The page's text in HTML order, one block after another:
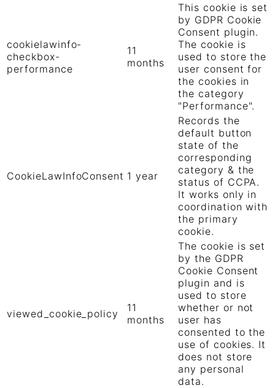
cookielawinfo-
checkbox-
performance
11
months
This cookie is set
by GDPR Cookie
Consent plugin.
The cookie is
used to store the
user consent for
the cookies in
the category
"Performance".
CookieLawInfoConsent 1 year
Records the
default button
state of the
corresponding
category & the
status of CCPA.
It works only in
coordination with
the primary
cookie.
viewed_cookie_policy
11
months
The cookie is set
by the GDPR
Cookie Consent
plugin and is
used to store
whether or not
user has
consented to the
use of cookies. It
does not store
any personal
data.